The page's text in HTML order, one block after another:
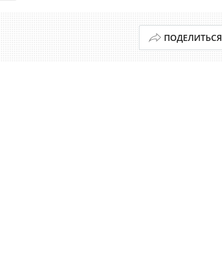
ПОДЕЛИТЬСЯ